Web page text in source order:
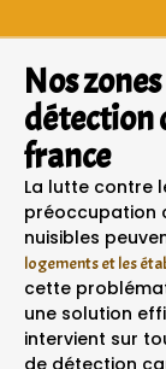
Nos
détection
france
La lutte contre
préoccupation
nuisibles
logements et les
cette
une solution
intervient sur
de détection